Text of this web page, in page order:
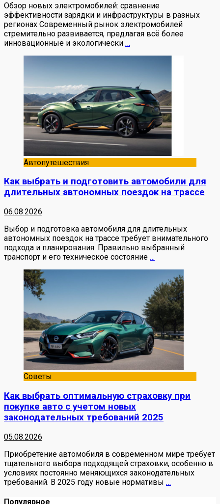
Обзор новых электромобилей: сравнение
эффективности зарядки и инфраструктуры в разных
регионах Современный рынок электромобилей
стремительно развивается, предлагая всё более
инновационные и экологически …
Автопутешествия
Как выбрать и подготовить автомобили для
длительных автономных поездок на трассе
06.08.2026
Выбор и подготовка автомобиля для длительных
автономных поездок на трассе требует внимательного
подхода и планирования. Правильно выбранный
транспорт и его техническое состояние …
Советы
Как выбрать оптимальную страховку при
покупке авто с учетом новых
законодательных требований 2025
05.08.2026
Приобретение автомобиля в современном мире требует
тщательного выбора подходящей страховки, особенно в
условиях постоянно меняющихся законодательных
требований. В 2025 году новые нормативы …
Популярное